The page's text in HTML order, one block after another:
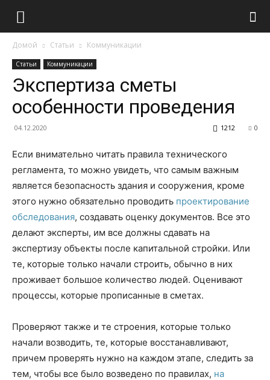
Домой Статьи Коммуникации
Статьи Коммуникации
Экспертиза сметы
особенности проведения
04.12.2020 0
1212
Если внимательно читать правила технического
регламента, то можно увидеть, что самым важным
является безопасность здания и сооружения, кроме
этого нужно обязательно проводить проектирование
обследования, создавать оценку документов. Все это
делают эксперты, им все должны сдавать на
экспертизу объекты после капитальной стройки. Или
те, которые только начали строить, обычно в них
проживает большое количество людей. Оценивают
процессы, которые прописанные в сметах.
Проверяют также и те строения, которые только
начали возводить, те, которые восстанавливают,
причем проверять нужно на каждом этапе, следить за
тем, чтобы все было возведено по правилах, на